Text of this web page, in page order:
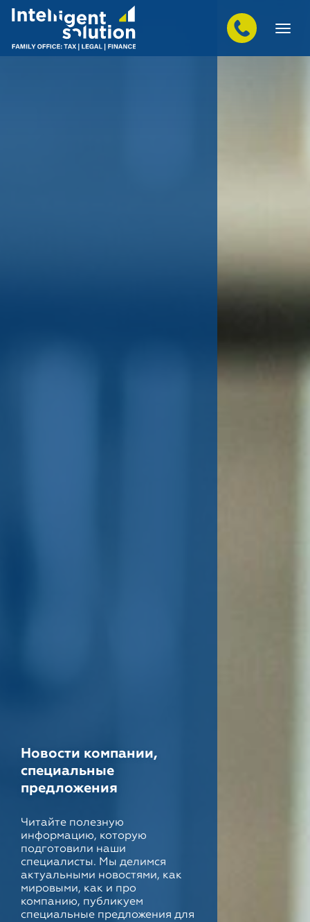
Новости компании,
специальные
предложения
Читайте полезную
информацию, которую
подготовили наши
специалисты. Мы делимся
актуальными новостями, как
мировыми, как и про
компанию, публикуем
специальные предложения для